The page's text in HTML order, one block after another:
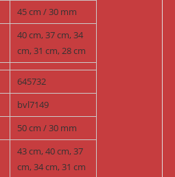
45 cm / 30 mm
40 cm, 37 cm, 34
cm, 31 cm, 28 cm
645732
bvl7149
50 cm / 30 mm
43 cm, 40 cm, 37
cm, 34 cm, 31 cm